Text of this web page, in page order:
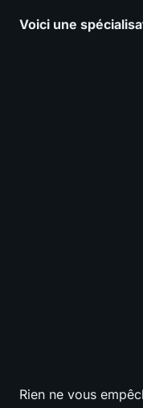
Voici une
Rien ne vous